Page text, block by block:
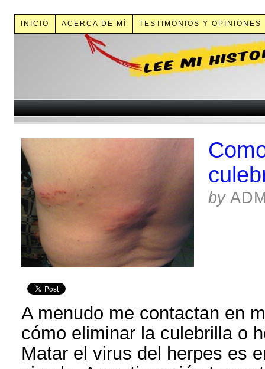
INICIO ACERCA DE MÍ TESTIMONIOS Y OPINIONES
by
A menudo me contactan en
cómo eliminar la culebrilla o
Matar el virus del herpes es